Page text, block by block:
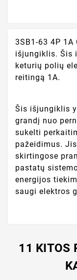
3SB1-63 4P
išjungiklis. Šis
keturių polių
reitingą 1A.
Šis išjungiklis
grandį nuo
sukelti
pažeidimus.
skirtingose
pastatų
energijos
saugi elektros
11 KITOS